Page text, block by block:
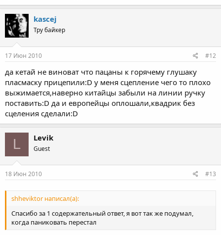
kascej
Тру байкер
17 Июн 2010 #12
да кетай не виноват что пацаны к горячему глушаку
пласмаску прицепили:D у меня сцепление чего то плохо
выжимается,наверно китайцы забыли на линии ручку
поставить:D да и европейцы оплошали,квадрик без
сцеления сделали:D
L Levik
Guest
18 Июн 2010 #13
shheviktor написал(а):
Спасибо за 1 содержательный ответ, я вот так же подумал,
когда паниковать перестал